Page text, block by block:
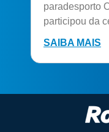
paradesporto
participou da
SAIBA MAIS